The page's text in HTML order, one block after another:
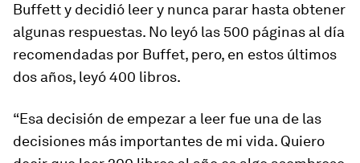
Buffett y decidió leer y nunca parar hasta obtener
algunas respuestas. No leyó las 500 páginas al día
recomendadas por Buffet, pero, en estos últimos
dos años, leyó 400 libros.
“Esa decisión de empezar a leer fue una de las
decisiones más importantes de mi vida. Quiero